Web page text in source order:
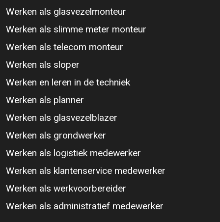
Werken als glasvezelmonteur
Werken als slimme meter monteur
Werken als telecom monteur
Werken als sloper
Werken en leren in de techniek
Werken als planner
Werken als glasvezelblazer
Werken als grondwerker
Werken als logistiek medewerker
Werken als klantenservice medewerker
Werken als werkvoorbereider
Werken als administratief medewerker